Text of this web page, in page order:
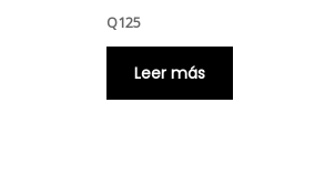
Q125
Leer más